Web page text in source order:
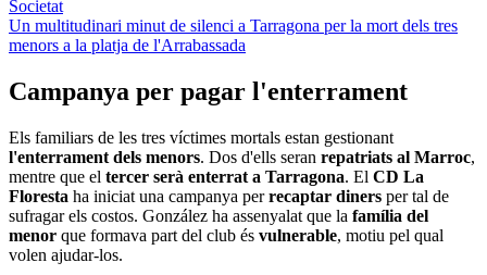
Societat
Un multitudinari minut de silenci a Tarragona per la mort dels tres
menors a la platja de l'Arrabassada
Campanya per pagar l'enterrament
Els familiars de les tres víctimes mortals estan gestionant
l'enterrament dels menors. Dos d'ells seran repatriats al Marroc,
mentre que el tercer serà enterrat a Tarragona. El CD La
Floresta ha iniciat una campanya perrecaptar diners per tal de
sufragar els costos. González ha assenyalat que la família del
menor que formava part del club és vulnerable, motiu pel qual
volen ajudar-los.